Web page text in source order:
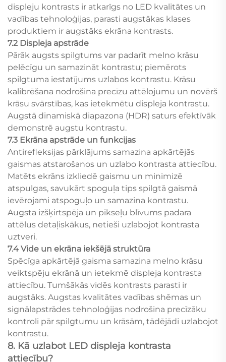
displeju kontrasts ir atkarīgs no LED kvalitātes un
vadības tehnoloģijas, parasti augstākas klases
produktiem ir augstāks ekrāna kontrasts.
7.2 Displeja apstrāde
Pārāk augsts spilgtums var padarīt melno krāsu
pelēcīgu un samazināt kontrastu; piemērots
spilgtuma iestatījums uzlabos kontrastu. Krāsu
kalibrēšana nodrošina precīzu attēlojumu un novērš
krāsu svārstības, kas ietekmētu displeja kontrastu.
Augstā dinamiskā diapazona (HDR) saturs efektīvāk
demonstrē augstu kontrastu.
7.3 Ekrāna apstrāde un funkcijas
Antirefleksijas pārklājums samazina apkārtējās
gaismas atstarošanos un uzlabo kontrasta attiecību.
Matēts ekrāns izkliedē gaismu un minimizē
atspulgas, savukārt spoguļa tips spilgtā gaismā
ievērojami atspoguļo un samazina kontrastu.
Augsta izšķirtspēja un pikseļu blīvums padara
attēlus detaļiskākus, netieši uzlabojot kontrasta
uztveri.
7.4 Vide un ekrāna iekšējā struktūra
Spēcīga apkārtējā gaisma samazina melno krāsu
veiktspēju ekrānā un ietekmē displeja kontrasta
attiecību. Tumšākās vidēs kontrasts parasti ir
augstāks. Augstas kvalitātes vadības shēmas un
signālapstrādes tehnoloģijas nodrošina precīzāku
kontroli pār spilgtumu un krāsām, tādējādi uzlabojot
kontrastu.
8. Kā uzlabot LED displeja kontrasta
attiecību?